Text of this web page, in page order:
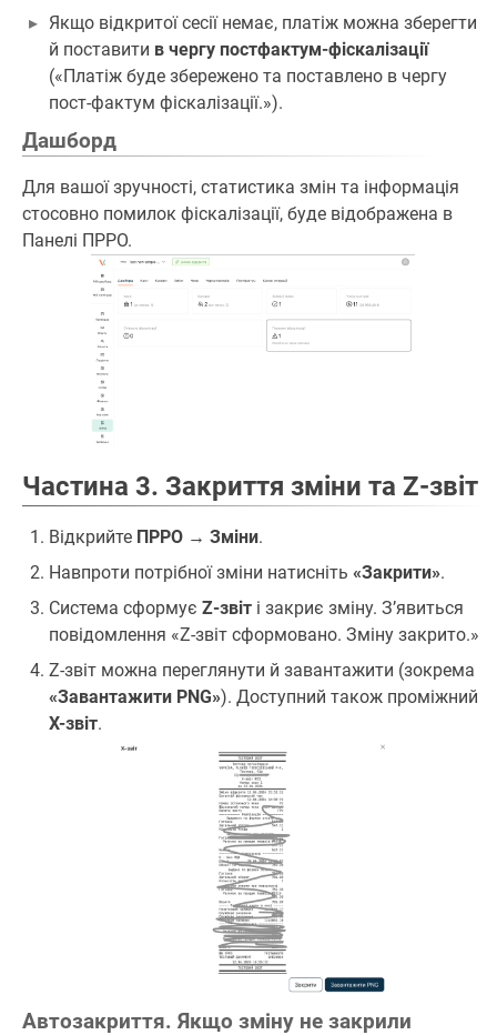
Якщо відкритої сесії немає, платіж можна зберегти
й поставити в чергу постфактум-фіскалізації
(«Платіж буде збережено та поставлено в чергу
пост-фактум фіскалізації.»).
Дашборд
Для вашої зручності, статистика змін та інформація
стосовно помилок фіскалізації, буде відображена в
Панелі ПРРО.
Частина 3. Закриття зміни та Z-звіт
Відкрийте ПРРО → Зміни.
Навпроти потрібної зміни натисніть «Закрити».
Система сформує Z-звіт і закриє зміну. З’явиться
повідомлення «Z-звіт сформовано. Зміну закрито.»
Z-звіт можна переглянути й завантажити (зокрема
«Завантажити PNG»). Доступний також проміжний
X-звіт.
Автозакриття. Якщо зміну не закрили